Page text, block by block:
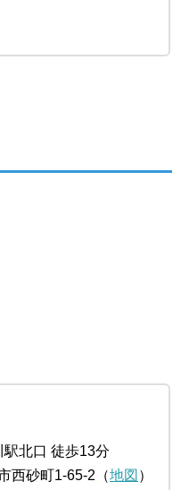
北口 徒歩13分
西砂町1-65-2（地図 ）